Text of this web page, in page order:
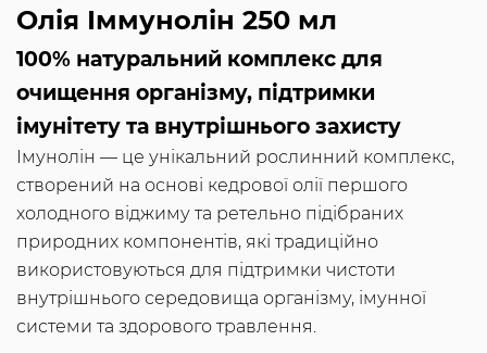
Олія Іммунолін 250 мл
100% натуральний комплекс для
очищення організму, підтримки
імунітету та внутрішнього захисту
Імунолін — це унікальний рослинний комплекс,
створений на основі кедрової олії першого
холодного віджиму та ретельно підібраних
природних компонентів, які традиційно
використовуються для підтримки чистоти
внутрішнього середовища організму, імунної
системи та здорового травлення.